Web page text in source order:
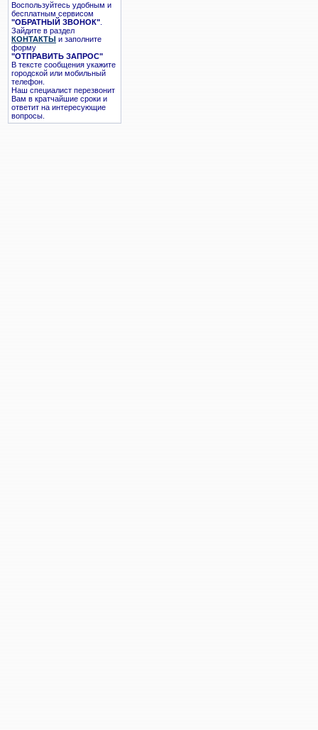
Воспользуйтесь удобным и
бесплатным сервисом
"ОБРАТНЫЙ ЗВОНОК"
Зайдите в раздел
КОНТАКТЫ и заполните
форму
"ОТПРАВИТЬ ЗАПРОС"
В тексте сообщения укажите
городской или мобильный
телефон.
Наш специалист перезвонит
Вам в кратчайшие сроки и
ответит на интересующие
вопросы.